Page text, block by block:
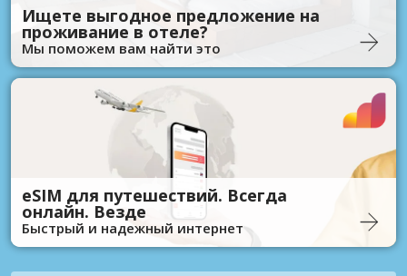
Ищете выгодное предложение на
проживание в отеле?
Мы поможем вам найти это
eSIM для путешествий. Всегда
онлайн. Везде
Быстрый и надежный интернет